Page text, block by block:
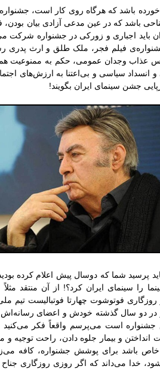
باشد که هرگاه روی کار است، جشنواره
باشد که در عین مدعی آزادی بیان
باید اجباری و زورکی در جشنواره شرکت
فیلم فجر، ملک طلق و ارث پدری
حس عذاب وجدان عمومی، حکم به ممنوعیت
انسداد سیاسی و بی‌اعتنا به ارزش‌های
جشن سینمای ایران بگویند!
پرسید شما که دوسال پیش اعلام کرده
را سینمای ایران کرد؟! از آن منتقد
فوتوشوت چهارتا فوتبالیست تیم
و در دو سال گذشته خودش و اعضای
است می‌پرسم واقعاً فکر می‌کنید
و بیمار جلوه دادن، راحت توجیه
باشد برای پوشش جشنواره، کافه
خدا می‌داند که اگر روزی روزگاری